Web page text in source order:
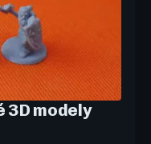
3D modely